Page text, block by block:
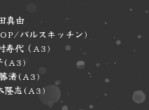
真由
バルスキッチン)
寿代（A3)
(A3)
渚(A3)
隆志(A3)